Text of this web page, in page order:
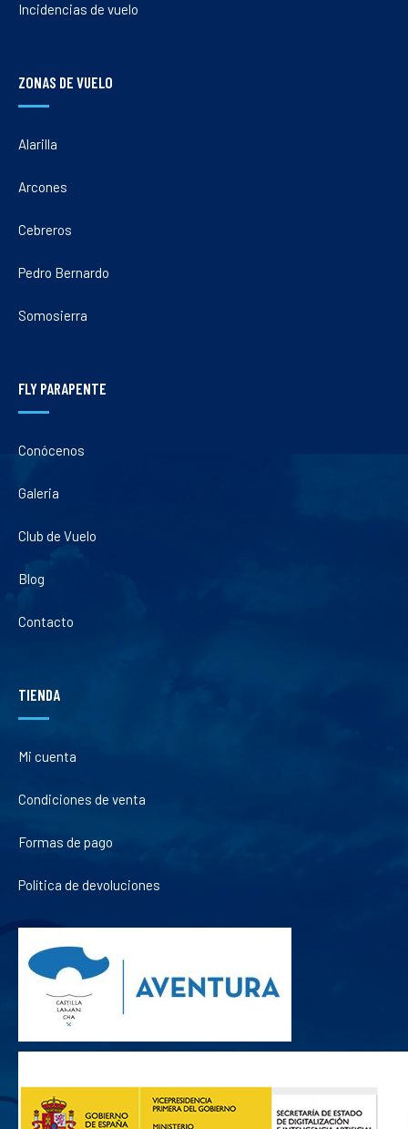
Incidencias de vuelo
ZONAS DE VUELO
Alarilla
Arcones
Cebreros
Pedro Bernardo
Somosierra
FLY PARAPENTE
Conócenos
Galeria
Club de Vuelo
Blog
Contacto
TIENDA
Mi cuenta
Condiciones de venta
Formas de pago
Política de devoluciones